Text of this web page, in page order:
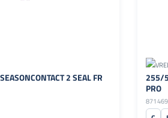
2 SEAL FR
255/
PRO